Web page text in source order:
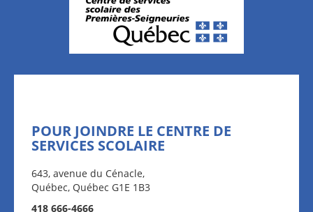
POUR JOINDRE LE CENTRE DE
SERVICES SCOLAIRE
643, avenue du Cénacle,
Québec, Québec G1E 1B3
418 666-4666